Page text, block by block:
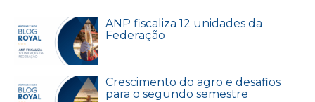
ANP fiscaliza 12 unidades da
Federação
Crescimento do agro e desafios
para o segundo semestre